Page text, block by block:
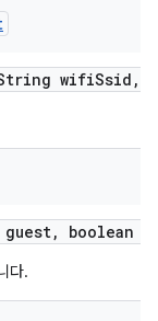
wifiSsid ,
guest, boolean
다.